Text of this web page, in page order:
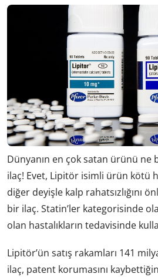
Dünyanın en çok satan ürünü ne
ilaç! Evet, Lipitör isimli ürün kötü
diğer deyişle kalp rahatsızlığını
bir ilaç. Statin’ler kategorisinde
olan hastalıkların tedavisinde
Lipitör’ün satış rakamları 141
ilaç, patent korumasını